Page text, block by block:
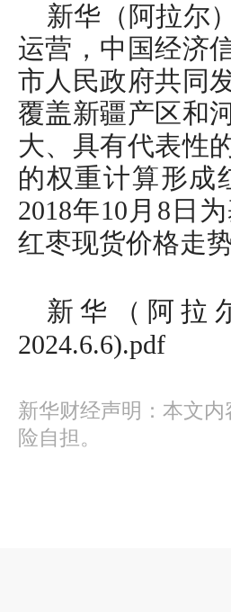
新华（阿拉尔
运营，中国经济
市人民政府共同
覆盖新疆产区和
大、具有代表性
的权重计算形成
2018年10月8日
红枣现货价格走
新华（阿拉
2024.6.6).pdf
新华财经声明：本文
险自担。